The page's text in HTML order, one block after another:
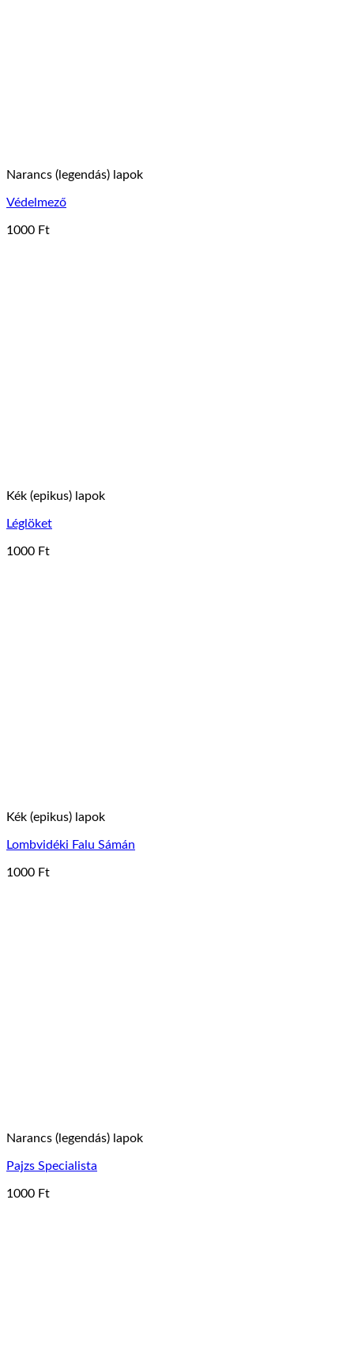
Narancs (legendás) lapok
Védelmező
1000 Ft
Kék (epikus) lapok
Léglöket
1000 Ft
Kék (epikus) lapok
Lombvidéki Falu Sámán
1000 Ft
Narancs (legendás) lapok
Pajzs Specialista
1000 Ft